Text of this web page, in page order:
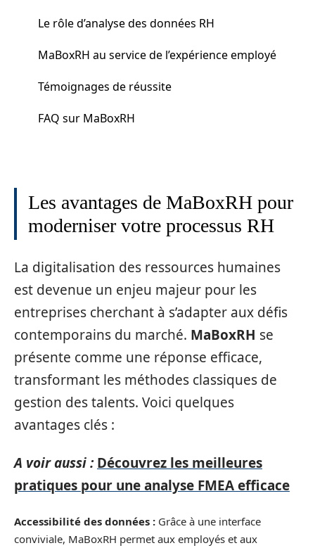
Le rôle d’analyse des données RH
MaBoxRH au service de l’expérience employé
Témoignages de réussite
FAQ sur MaBoxRH
Les avantages de MaBoxRH pour
moderniser votre processus RH
La digitalisation des ressources humaines
est devenue un enjeu majeur pour les
entreprises cherchant à s’adapter aux défis
contemporains du marché. MaBoxRH se
présente comme une réponse efficace,
transformant les méthodes classiques de
gestion des talents. Voici quelques
avantages clés :
A voir aussi : Découvrez les meilleures
pratiques pour une analyse FMEA efficace
Accessibilité des données : Grâce à une interface
conviviale, MaBoxRH permet aux employés et aux